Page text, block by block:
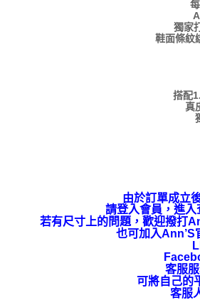
獨家
鞋面條紋
搭配
真
由於訂單成立
請登入會員，進入
若有尺寸上的問題，歡迎撥打
也可加入
客服
可將自己的
客服